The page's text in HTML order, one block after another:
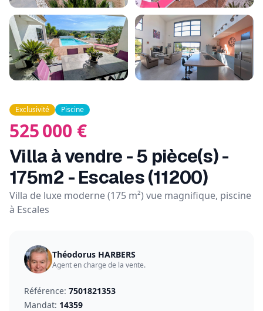
Exclusivité Piscine
525 000 €
Villa à vendre - 5 pièce(s) -
175m2 - Escales (11200)
Villa de luxe moderne (175 m²) vue magnifique, piscine
à Escales
Théodorus HARBERS
Agent en charge de la vente.
Référence: 7501821353
Mandat: 14359